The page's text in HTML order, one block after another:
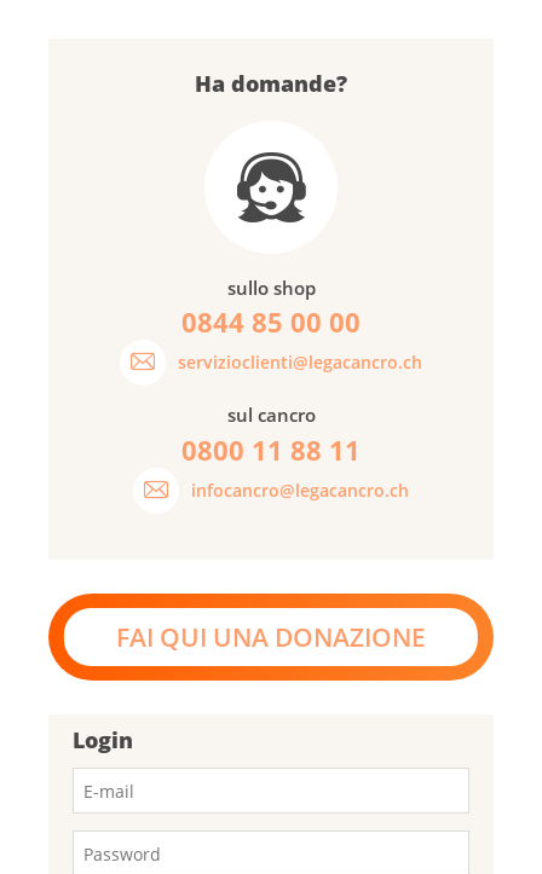
Ha domande?
sullo shop
0844 85 00 00
servizioclienti@legacancro.ch
sul cancro
0800 11 88 11
infocancro@legacancro.ch
FAI QUI UNA DONAZIONE
Login